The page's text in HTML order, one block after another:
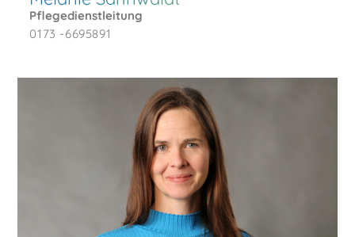
Pflegedienstleitung
0173 -6695891